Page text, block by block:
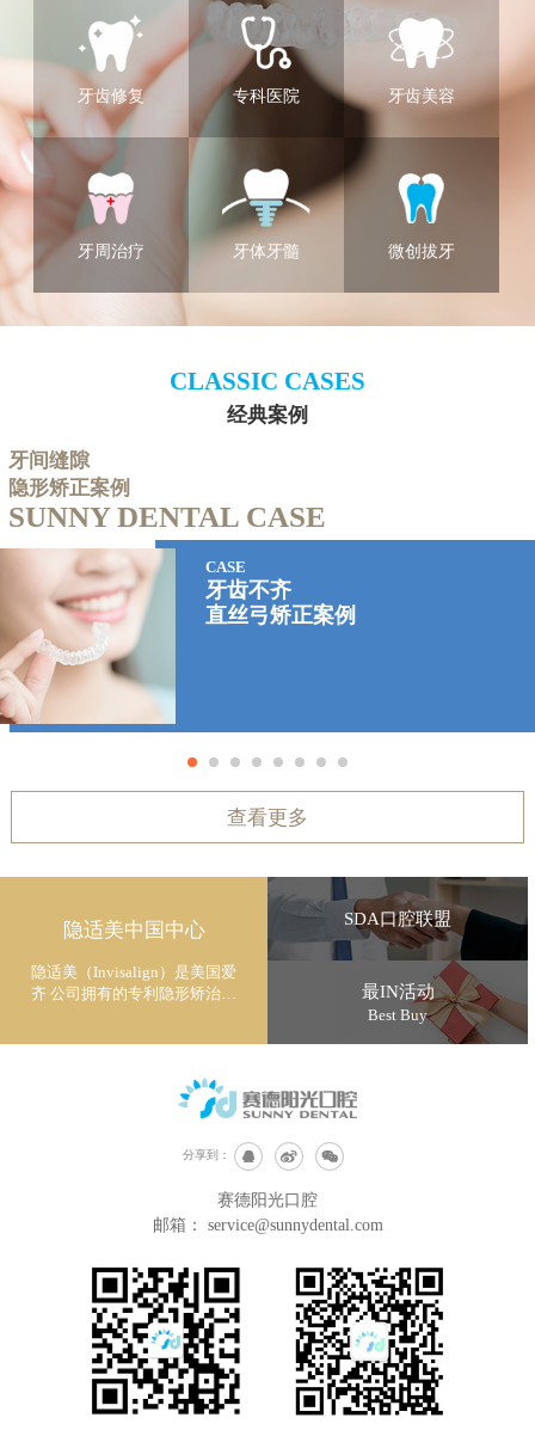
牙齿修复 专科医院 牙齿美容
牙周治疗 牙体牙髓 微创拔牙
CLASSIC CASES
经典案例
牙间缝隙
隐形矫正案例
SUNNY DENTAL CASE
CASE
牙齿不齐
直丝弓矫正案例
查看更多
隐适美中国中心
隐适美（Invisalign）是美国爱
齐 公司拥有的专利隐形矫治技
SDA口腔联盟
最IN活动
Best Buy
分享到：
赛德阳光口腔
邮箱： service@sunnydental.com